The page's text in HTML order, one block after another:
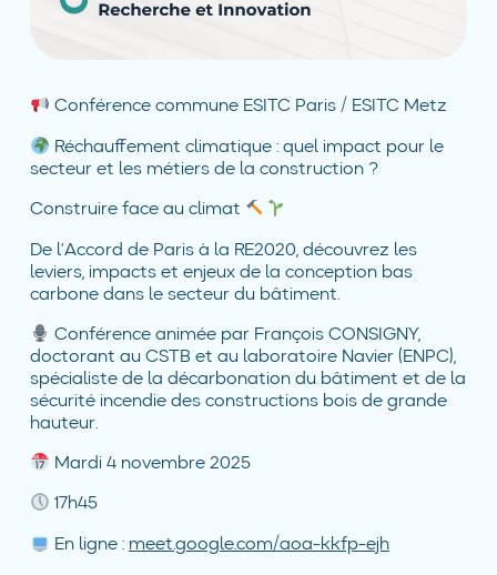
Conférence commune ESITC Paris / ESITC Metz
Réchauffement climatique : quel impact pour le
secteur et les métiers de la construction ?
Construire face au climat
De l’Accord de Paris à la RE2020, découvrez les
leviers, impacts et enjeux de la conception bas
carbone dans le secteur du bâtiment.
Conférence animée par François CONSIGNY,
doctorant au CSTB et au laboratoire Navier (ENPC),
spécialiste de la décarbonation du bâtiment et de la
sécurité incendie des constructions bois de grande
hauteur.
Mardi 4 novembre 2025
17h45
En ligne : meet.google.com/aoa-kkfp-ejh